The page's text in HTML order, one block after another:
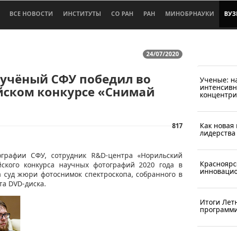
ВСЕ НОВОСТИ ИНСТИТУТЫ СО РАН РАН МИНОБРНАУКИ
24/07/2020
СФУ победил во
конкурсе «Снимай
817
СФУ, сотрудник R&D-центра «Норильский
конкурса научных фотографий 2020 года в
жюри фотоснимок спектроскопа, собранного в
DVD-диска.
Ученые:
Как новая
Итоги